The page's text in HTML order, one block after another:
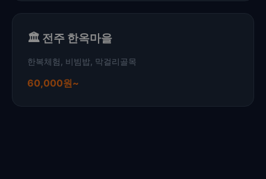
🏛️ 전주 한옥마을
한복체험, 비빔밥, 막걸리골목
60,000원~